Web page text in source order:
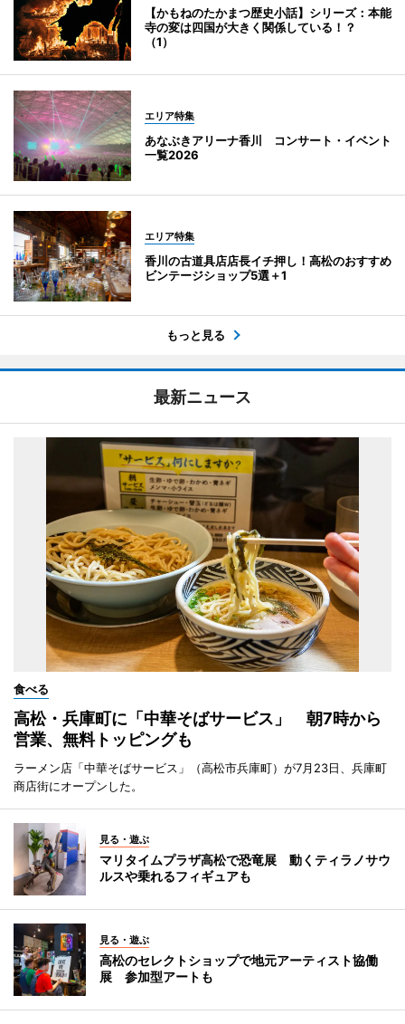
【かもねのたかまつ歴史小話】シリーズ：本能
寺の変は四国が大きく関係している！？
（1）
エリア特集
あなぶきアリーナ香川 コンサート・イベント
一覧2026
エリア特集
香川の古道具店店長イチ押し！高松のおすすめ
ビンテージショップ5選＋1
もっと見る
最新ニュース
食べる
高松・兵庫町に「中華そばサービス」 朝7時から
営業、無料トッピングも
ラーメン店「中華そばサービス」（高松市兵庫町）が7月23日、兵庫町
商店街にオープンした。
見る・遊ぶ
マリタイムプラザ高松で恐竜展 動くティラノサウ
ルスや乗れるフィギュアも
見る・遊ぶ
高松のセレクトショップで地元アーティスト協働
展 参加型アートも